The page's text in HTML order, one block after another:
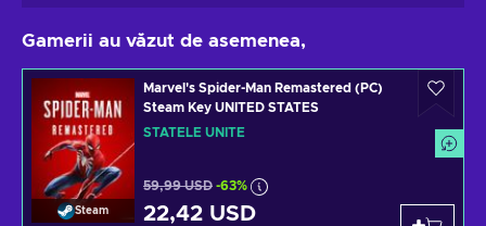
Gamerii au văzut de asemenea,
Steam
Marvel's Spider-Man Remastered (PC)
Steam Key UNITED STATES
STATELE UNITE
59,99 USD -63%
22,42 USD